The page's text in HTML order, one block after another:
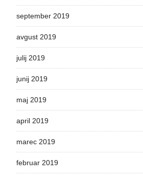
september 2019
avgust 2019
julij 2019
junij 2019
maj 2019
april 2019
marec 2019
februar 2019